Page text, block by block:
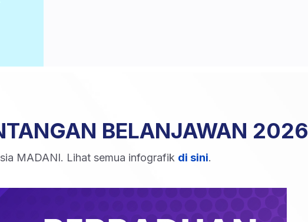
BELANJAWAN 2026
MADANI. Lihat semua infografik di sini.